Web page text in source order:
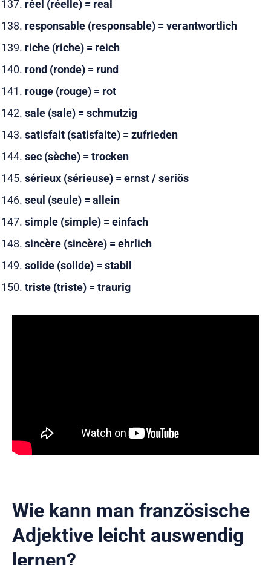
réel (réelle) = real
responsable (responsable) = verantwortlich
riche (riche) = reich
rond (ronde) = rund
rouge (rouge) = rot
sale (sale) = schmutzig
satisfait (satisfaite) = zufrieden
sec (sèche) = trocken
sérieux (sérieuse) = ernst / seriös
seul (seule) = allein
simple (simple) = einfach
sincère (sincère) = ehrlich
solide (solide) = stabil
triste (triste) = traurig
Wie kann man französische
Adjektive leicht auswendig
lernen?